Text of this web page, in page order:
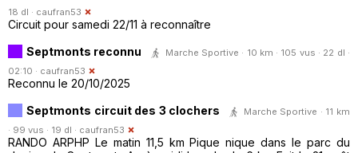
18 dl · caufran53
Circuit pour samedi 22/11 à reconnaître
Septmonts reconnu
Marche Sportive · 10 km · 105 vus · 22 dl ·
02:10 · caufran53
Reconnu le 20/10/2025
Septmonts circuit des 3 clochers
Marche Sportive · 11 km
· 99 vus · 19 dl · caufran53
RANDO ARPHP Le matin 11,5 km Pique nique dans le parc du